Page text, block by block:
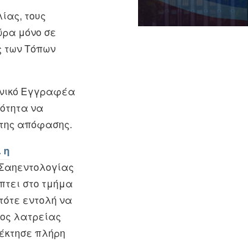
τους
μόνο σε
των Τόπων
Εγγραφέα
να
απόφασης.
η
στο τμήμα
εντολή να
λατρείας
πλήρη